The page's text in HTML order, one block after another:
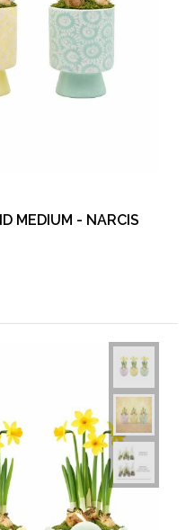
MEDIUM - NARCIS